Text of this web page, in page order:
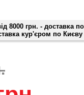
8000 грн. - доставка
кур'єром по